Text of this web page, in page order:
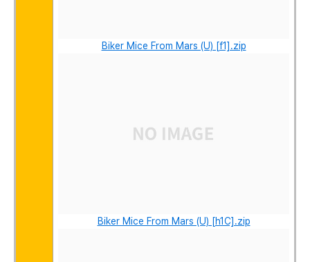
Biker Mice From Mars (U) [f1].zip
Biker Mice From Mars (U) [h1C].zip